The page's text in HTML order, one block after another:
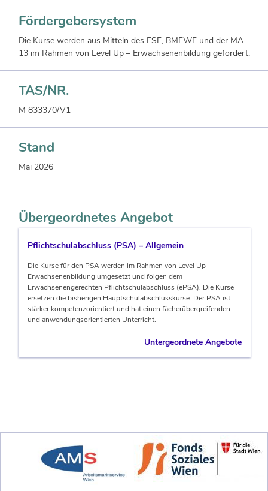
Fördergebersystem
Die Kurse werden aus Mitteln des ESF, BMFWF und der MA
13 im Rahmen von Level Up – Erwachsenenbildung gefördert.
TAS/NR.
M 833370/V1
Stand
Mai 2026
Übergeordnetes Angebot
Pflichtschulabschluss (PSA) – Allgemein
Die Kurse für den PSA werden im Rahmen von Level Up –
Erwachsenenbildung umgesetzt und folgen dem
Erwachsenengerechten Pflichtschulabschluss (ePSA). Die Kurse
ersetzen die bisherigen Hauptschulabschlusskurse. Der PSA ist
stärker kompetenzorientiert und hat einen fächerübergreifenden
und anwendungsorientierten Unterricht.
Untergeordnete Angebote